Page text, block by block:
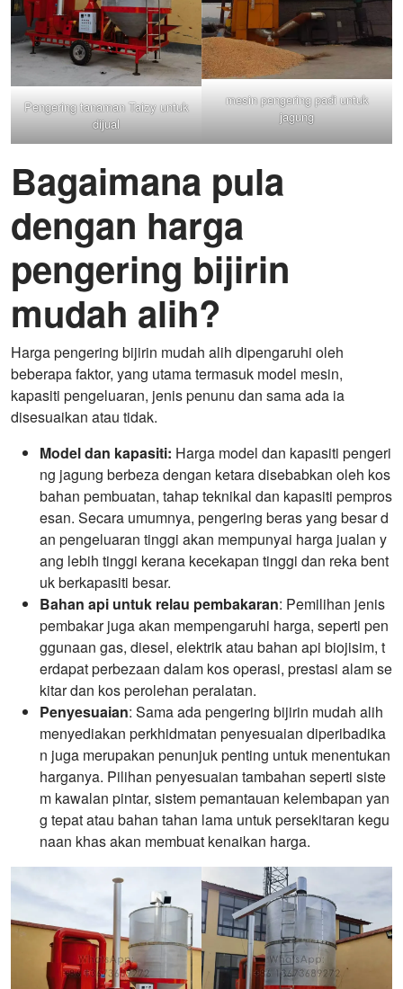
Pengering tanaman Taizy untuk
dijual
mesin pengering padi untuk
jagung
Bagaimana pula
dengan harga
pengering bijirin
mudah alih?
Harga pengering bijirin mudah alih dipengaruhi oleh
beberapa faktor, yang utama termasuk model mesin,
kapasiti pengeluaran, jenis penunu dan sama ada ia
disesuaikan atau tidak.
Model dan kapasiti: Harga model dan kapasiti pengeri
ng jagung berbeza dengan ketara disebabkan oleh kos
bahan pembuatan, tahap teknikal dan kapasiti pempros
esan. Secara umumnya, pengering beras yang besar d
an pengeluaran tinggi akan mempunyai harga jualan y
ang lebih tinggi kerana kecekapan tinggi dan reka bent
uk berkapasiti besar.
Bahan api untuk relau pembakaran: Pemilihan jenis
pembakar juga akan mempengaruhi harga, seperti pen
ggunaan gas, diesel, elektrik atau bahan api biojisim, t
erdapat perbezaan dalam kos operasi, prestasi alam se
kitar dan kos perolehan peralatan.
Penyesuaian: Sama ada pengering bijirin mudah alih
menyediakan perkhidmatan penyesuaian diperibadika
n juga merupakan penunjuk penting untuk menentukan
harganya. Pilihan penyesuaian tambahan seperti siste
m kawalan pintar, sistem pemantauan kelembapan yan
g tepat atau bahan tahan lama untuk persekitaran kegu
naan khas akan membuat kenaikan harga.